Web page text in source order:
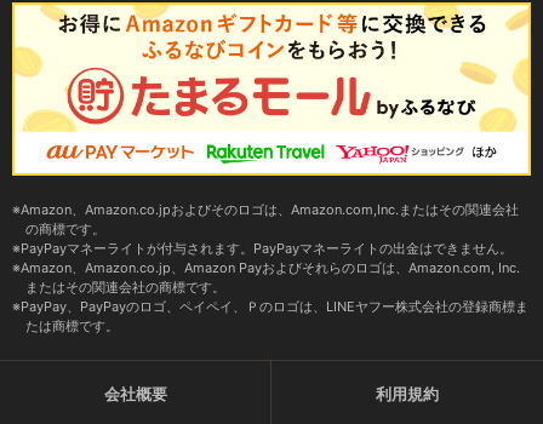
Amazon、Amazon.co.jpおよびそのロゴは、Amazon.com,Inc.またはその関連会社
の商標です。
PayPayマネーライトが付与されます。PayPayマネーライトの出金はできません。
Amazon、Amazon.co.jp、Amazon Payおよびそれらのロゴは、Amazon.com, Inc.
またはその関連会社の商標です。
PayPay、PayPayのロゴ、ペイペイ、Ｐのロゴは、LINEヤフー株式会社の登録商標ま
たは商標です。
会社概要 利用規約